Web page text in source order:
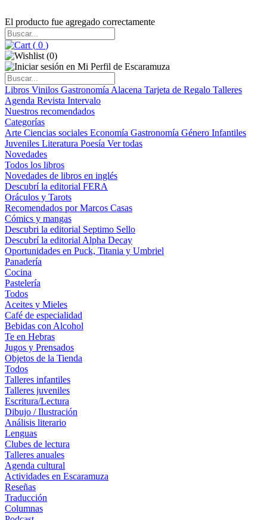
El producto fue agregado correctamente
( 0 )
(0)
Libros Vinilos Gastronomía Alacena Tarjeta de Regalo Talleres
Agenda Revista Intervalo
Nuestros recomendados
Categorías
Arte Ciencias sociales Economía Gastronomía Género Infantiles
Juveniles Literatura Poesía Ver todas
Novedades
Todos los libros
Novedades de libros en inglés
Descubrí la editorial FERA
Oráculos y Tarots
Recomendados por Marcos Casas
Cómics y mangas
Descubri la editorial Septimo Sello
Descubrí la editorial Alpha Decay
Oportunidades en Puck, Titania y Umbriel
Panadería
Cocina
Pastelería
Todos
Aceites y Mieles
Café de especialidad
Bebidas con Alcohol
Te en Hebras
Jugos y Prensados
Objetos de la Tienda
Todos
Talleres infantiles
Talleres juveniles
Escritura/Lectura
Dibujo / Ilustración
Análisis literario
Lenguas
Clubes de lectura
Talleres anuales
Agenda cultural
Actividades en Escaramuza
Reseñas
Traducción
Columnas